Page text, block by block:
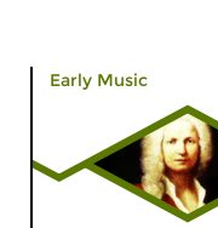
Early Music